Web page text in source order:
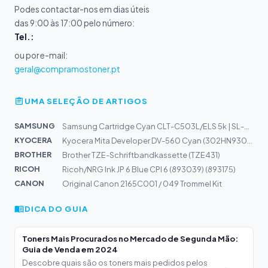
Podes contactar-nos em dias úteis
das 9:00 às 17:00 pelo número:
Tel.:
ou por e-mail:
geral@compramostoner.pt
UMA SELEÇÃO DE ARTIGOS
SAMSUNG
KYOCERA
BROTHER
Brother TZE-Schriftbandkassette (TZE431)
RICOH
Ricoh/NRG Ink JP 6 Blue CPI 6 (893039) (893175)
CANON
Original Canon 2165C001 / 049 Trommel Kit
DICA DO GUIA
Toners Mais Procurados no Mercado de Segunda Mão:
Guia de Venda em 2024
Descobre quais são os toners mais pedidos pelos